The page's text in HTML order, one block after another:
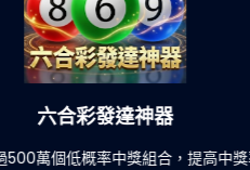
合彩發達神器
低概率中獎組合，提高中獎率